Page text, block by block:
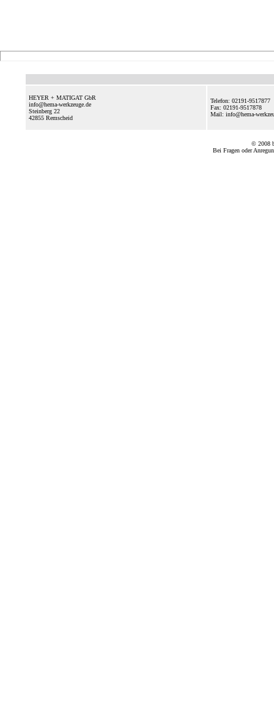
HEYER + MATIGAT GbR
info@hema-werkzeuge.de
Steinberg 22
42855 Remscheid
Telefon: 02191-9517877
Fax: 02191-9517878
Mail: info@hema-
© 2008
Bei Fragen oder